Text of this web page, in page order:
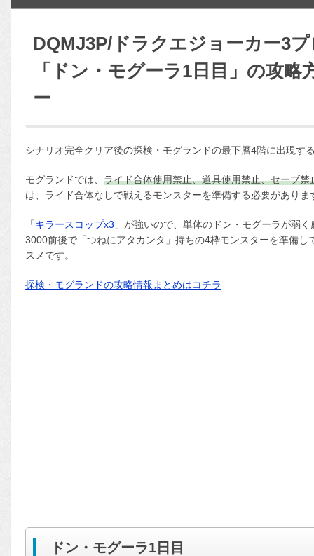
DQMJ3P/ドラクエジョーカー3
「ドン・モグーラ1日目」の攻
ー
シナリオ完全クリア後の探検・モグランドの最下層4階に出現す
モグランドでは、 ライド合体使用禁止、道具使用禁止、セーブ禁
は、ライド合体なしで戦えるモンスターを準備する必要がありま
「キラースコップx3 」が強いので、単体のドン・モグーラが弱
3000前後で「つねにアタカンタ」持ちの4枠モンスターを準備
スメです。
探検・モグランドの攻略情報まとめはコチラ
ドン・モグーラ1日目